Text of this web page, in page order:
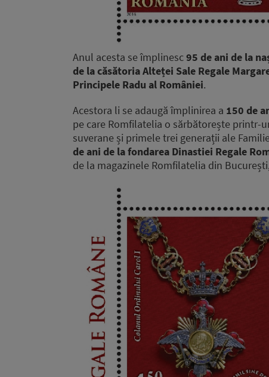
Anul acesta se împlinesc95 de ani de la
de la căsătoria Alteței Sale Regale
Principele Radu al României.
Acestora li se adaugă împlinirea a 150 de
pe care Romfilatelia o sărbătorește
suverane și primele trei generații ale
de ani de la fondarea Dinastiei Regale
de la magazinele Romfilatelia din